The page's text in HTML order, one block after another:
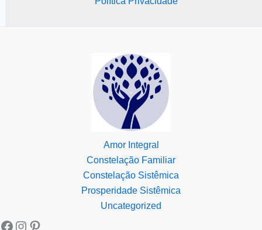
Amor Integral
Constelação Familiar
Constelação Sistêmica
Prosperidade Sistêmica
Uncategorized